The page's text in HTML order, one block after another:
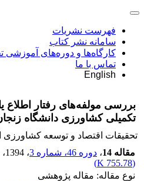
فهرست نشریات
سامانه نشر کتاب
کارگاه‌ها و دوره‌های
تماس با ما
English
بررسی مولفه‌های رفتار اطلاع
تکمیلی کشاورزی دانشگاه
تحقیقات اقتصاد و توسعه کشاورزی
مقاله 14
، دوره 46، شماره 3 ، 1394
(
755.78 K
)
نوع مقاله: مقاله پژوهشی